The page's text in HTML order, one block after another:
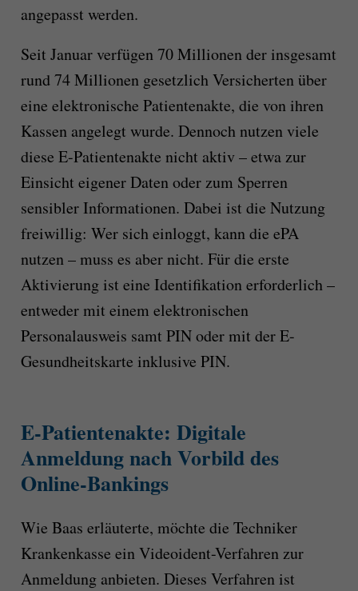
angepasst werden.
Seit Januar verfügen 70 Millionen der insgesamt
rund 74 Millionen gesetzlich Versicherten über
eine elektronische Patientenakte, die von ihren
Kassen angelegt wurde. Dennoch nutzen viele
diese E-Patientenakte nicht aktiv – etwa zur
Einsicht eigener Daten oder zum Sperren
sensibler Informationen. Dabei ist die Nutzung
freiwillig: Wer sich einloggt, kann die ePA
nutzen – muss es aber nicht. Für die erste
Aktivierung ist eine Identifikation erforderlich –
entweder mit einem elektronischen
Personalausweis samt PIN oder mit der E-
Gesundheitskarte inklusive PIN.
E-Patientenakte: Digitale
Anmeldung nach Vorbild des
Online-Bankings
Wie Baas erläuterte, möchte die Techniker
Krankenkasse ein Videoident-Verfahren zur
Anmeldung anbieten. Dieses Verfahren ist